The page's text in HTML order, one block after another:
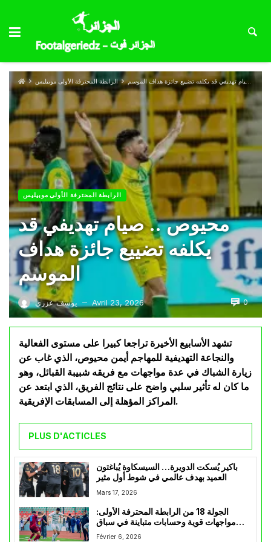
الرابطة المحترفة الأولى موبيليس محيوص .. صيام تهديفي قد يكلفه تضييع جائزة هداف الموسم
الرابطة المحترفة الأولى موبيليس
محيوص .. صيام تهديفي قد
يكلفه تضييع جائزة هداف
الموسم
يوسف عزري — Avril 23, 2026 0
تشهد الأسابيع الأخيرة تراجعا كبيرا على مستوى الفعالية
والنجاعة التهديفية للمهاجم أيمن محيوص، الذي غاب عن
زيارة الشباك في عدة مواجهات مع فريقه شبيبة القبائل، وهو
ما كان له تأثير سلبي واضح على نتائج الفريق، الذي ابتعد عن
المراكز المؤهلة إلى المسابقات الإفريقية.
PLUS D'ACTICLES
باكير يُسكت الدويرة… السيسكاوة يُباغتون
العميد بهدف عالمي في شوط أول مثير
Mars 17, 2026
الجولة 18 من الرابطة المحترفة الأولى:
مواجهات قوية وحسابات متباينة في سباق
الترتيب
Février 6, 2026